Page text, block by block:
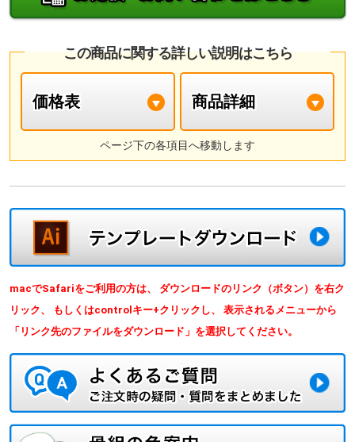
この商品に関する詳しい説明はこちら
価格表 商品詳細
ページ下の各項目へ移動します
macでSafariをご利用の方は、 ダウンロードのリンク（ボタン）を右ク
リック、 もしくはcontrolキー+クリックし、 表示されるメニューから
「リンク先のファイルをダウンロード」を選択してください。